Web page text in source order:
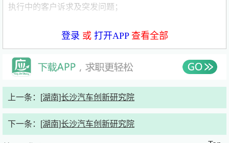
执行中的客户诉求及突发问题；
4. 跟踪项目回款、销售数据及项目复盘，优化销售及项目
岗位要求：
1.熟练使用Office办公软件（Excel、Word、PPT），能高
2.具备基础的项目管理工具使用能力（如Project、Trello
登录 或 打开APP查看全部
上一条： [湖南]长沙汽车创新研究院
下一条： [湖南]长沙汽车创新研究院